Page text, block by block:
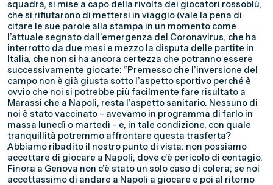
squadra, si mise a capo della rivolta dei giocatori rossoblù,
che si rifiutarono di mettersi in viaggio (vale la pena di
citare le sue parole alla stampa in un momento come
l’attuale segnato dall’emergenza del Coronavirus, che ha
interrotto da due mesi e mezzo la disputa delle partite in
Italia, che non si ha ancora certezza che potranno essere
successivamente giocate: “Premesso che l’inversione del
campo non è già giusta sotto l’aspetto sportivo perché è
ovvio che noi si potrebbe più facilmente fare risultato a
Marassi che a Napoli, resta l’aspetto sanitario. Nessuno di
noi è stato vaccinato – avevamo in programma di farlo in
massa lunedì o martedì – e, in tale condizione, con quale
tranquillità potremmo affrontare questa trasferta?
Abbiamo ribadito il nostro punto di vista: non possiamo
accettare di giocare a Napoli, dove c’è pericolo di contagio.
Finora a Genova non c’è stato un solo caso di colera; se noi
accettassimo di andare a Napoli a giocare e poi al ritorno